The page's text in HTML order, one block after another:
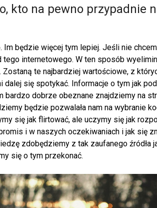
kto na pewno przypadnie
Im będzie więcej tym lepiej. Jeśli nie
tego internetowego. W ten sposób
Zostaną te najbardziej wartościowe, z
się spotykać. Informacje o tym jak
bardzo dobrze obeznane znajdziemy na
będzie pozwalała nam na wybranie
się jak flirtować, ale uczymy się jak
i w naszych oczekiwaniach i jak się
zdobędziemy z tak zaufanego źródła
się o tym przekonać.